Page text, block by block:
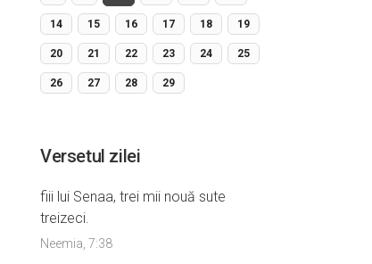
14 15 16 17 18 19
20 21 22 23 24 25
26 27 28 29
Versetul zilei
fiii lui Senaa, trei mii nouă sute
treizeci.
Neemia, 7:38